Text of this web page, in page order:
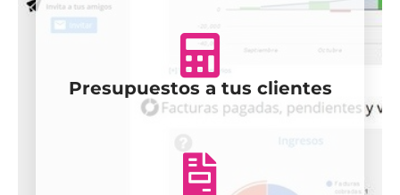
Presupuestos a tus clientes